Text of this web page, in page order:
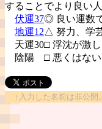
することでより良い人
伏運37◎ 良い運数
地運12△ 努力、学
天運30□ 浮沈が激し
陰陽 □ 悪くはない
↑入力した名前は非公開